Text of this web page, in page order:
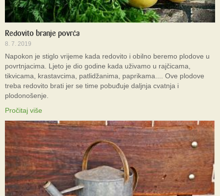
Redovito branje povrća
8. 7. 2019
Napokon je stiglo vrijeme kada redovito i obilno beremo plodove u
povrtnjacima. Ljeto je dio godine kada uživamo u rajčicama,
tikvicama, krastavcima, patlidžanima, paprikama.... Ove plodove
treba redovito brati jer se time pobuđuje daljnja cvatnja i
plodonošenje.
Pročitaj više